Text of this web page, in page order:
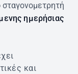
και
σταγονομετρητή
ημερήσιας